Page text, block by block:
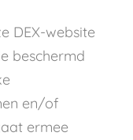
DEX-website
beschermd
en/of
ermee